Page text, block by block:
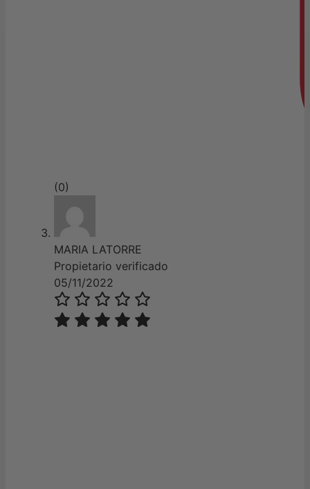
(0)
MARIA LATORRE
Propietario verificado
05/11/2022